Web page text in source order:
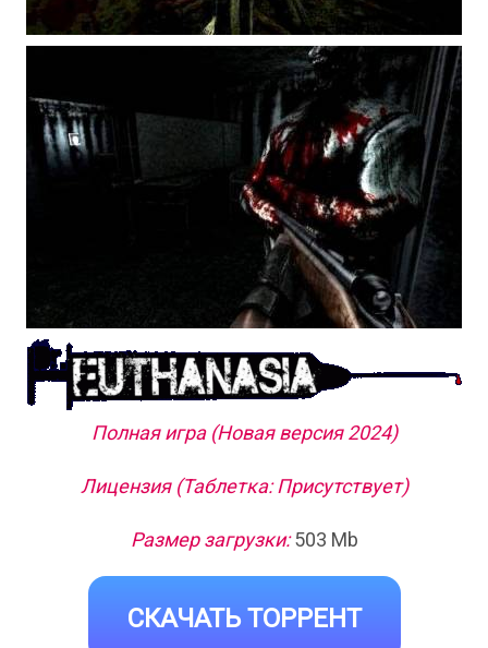
Полная игра (Новая версия 2024)
Лицензия (Таблетка: Присутствует)
Размер загрузки:503 Mb
СКАЧАТЬ ТОРРЕНТ